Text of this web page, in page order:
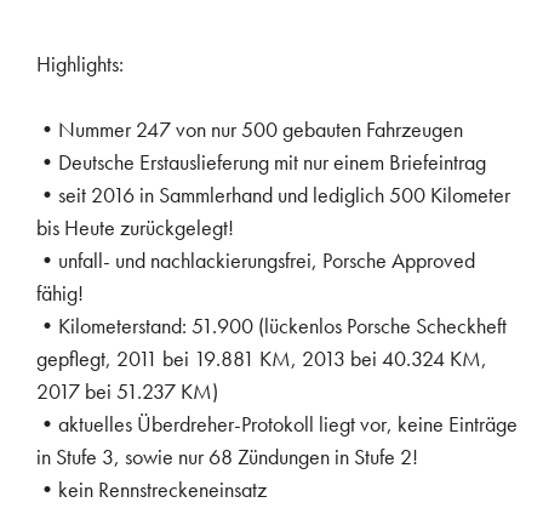
Highlights:
•Nummer 247 von nur 500 gebauten Fahrzeugen
•Deutsche Erstauslieferung mit nur einem Briefeintrag
•seit 2016 in Sammlerhand und lediglich 500 Kilometer
bis Heute zurückgelegt!
•unfall- und nachlackierungsfrei, Porsche Approved
fähig!
•Kilometerstand: 51.900 (lückenlos Porsche Scheckheft
gepflegt, 2011 bei 19.881 KM, 2013 bei 40.324 KM,
2017 bei 51.237 KM)
•aktuelles Überdreher-Protokoll liegt vor, keine Einträge
in Stufe 3, sowie nur 68 Zündungen in Stufe 2!
•kein Rennstreckeneinsatz